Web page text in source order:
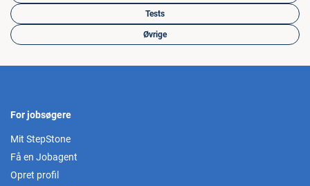
Tests
Øvrige
For jobsøgere
Mit StepStone
Få en Jobagent
Opret profil